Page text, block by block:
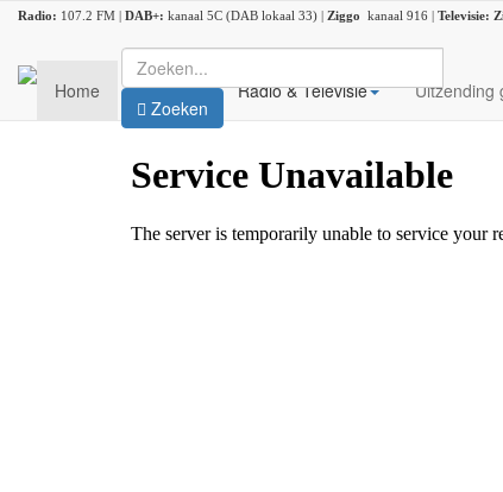
Radio: 107.2 FM | DAB+: kanaal 5C (DAB lokaal 33) | Ziggo kanaal 916 | Televisie:
Home Nieuws Radio & Televisie Uitzending
Zoeken